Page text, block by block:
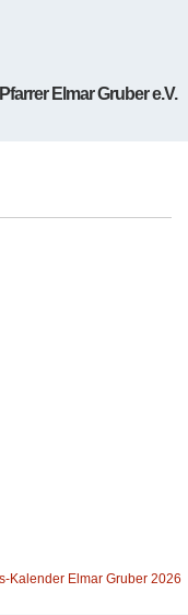
Elmar Gruber e.V.
Kalender Elmar Gruber 2026